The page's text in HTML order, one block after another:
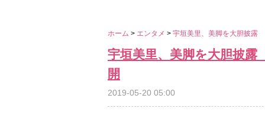
ホーム > エンタメ > 宇垣美里、美脚を大胆披露
宇垣美里、美脚を大胆披
開
2019-05-20 05:00